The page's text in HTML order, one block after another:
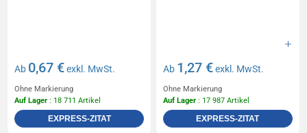
Ab 0,67 €exkl. MwSt.
Ohne Markierung
Auf Lager : 18 711 Artikel
EXPRESS-ZITAT
Ab 1,27 €exkl. MwSt.
Ohne Markierung
Auf Lager : 17 987 Artikel
EXPRESS-ZITAT